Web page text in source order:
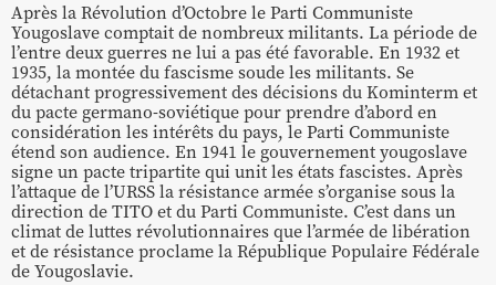
Après la Révolution d’Octobre le Parti Communiste
Yougoslave comptait de nombreux militants. La période de
l’entre deux guerres ne lui a pas été favorable. En 1932 et
1935, la montée du fascisme soude les militants. Se
détachant progressivement des décisions du Kominterm et
du pacte germano-soviétique pour prendre d’abord en
considération les intérêts du pays, le Parti Communiste
étend son audience. En 1941 le gouvernement yougoslave
signe un pacte tripartite qui unit les états fascistes. Après
l’attaque de l’URSS la résistance armée s’organise sous la
direction de TITO et du Parti Communiste. C’est dans un
climat de luttes révolutionnaires que l’armée de libération
et de résistance proclame la République Populaire Fédérale
de Yougoslavie.